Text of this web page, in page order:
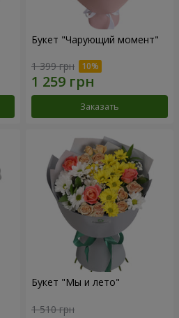
Букет "Чарующий момент"
1 399 грн
Заказать
Букет "Мы и лето"
1 510 грн